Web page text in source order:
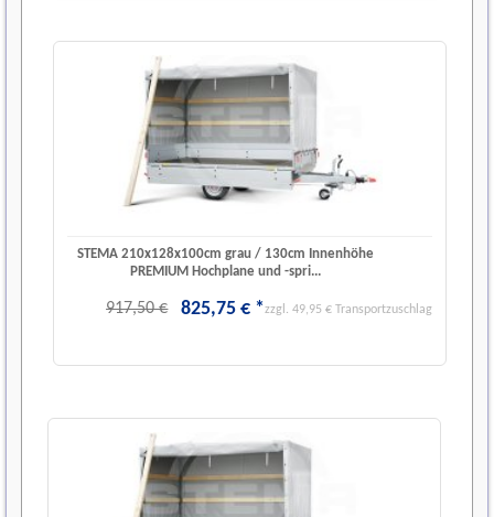
STEMA 210x128x100cm grau / 130cm Innenhöhe
PREMIUM Hochplane und -spri...
917,50 € 825,75 € *zzgl. 49,95 € Transportzuschlag